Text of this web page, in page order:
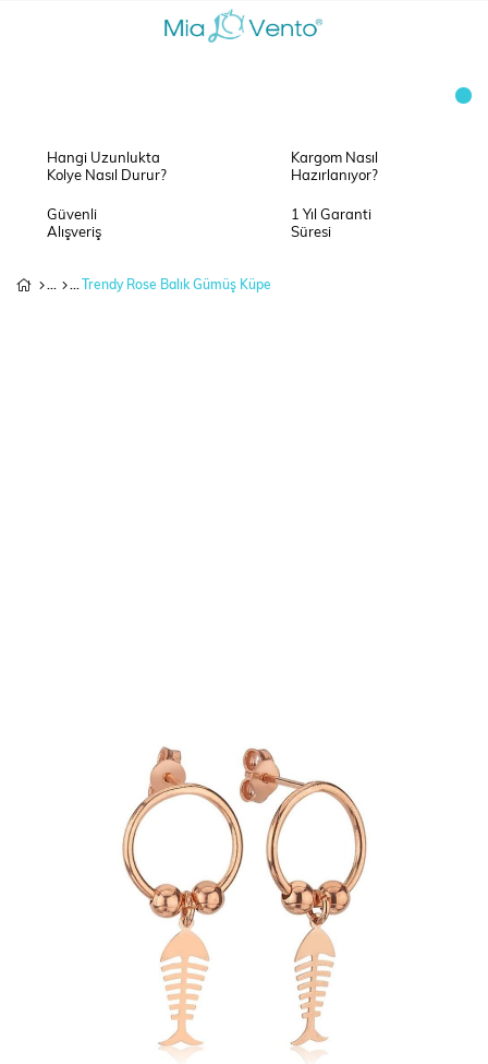
Hangi Uzunlukta
Kolye Nasıl Durur?
Kargom Nasıl
Hazırlanıyor?
Güvenli
Alışveriş
1 Yıl Garanti
Süresi
Trendy Rose Balık Gümüş Küpe